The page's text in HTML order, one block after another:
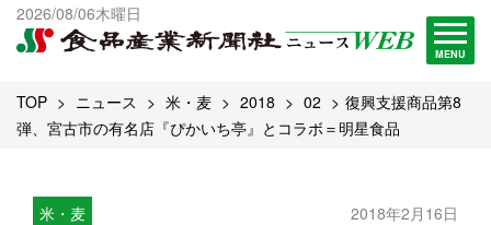
2026/08/06木曜日
MENU
出版物一覧へ
試読・購読申し込み
TOP ニュース 米・麦 2018 02
復興支援商品第8
弾、宮古市の有名店『ぴかいち亭』とコラボ＝明星食品
米・麦 2018年2月16日